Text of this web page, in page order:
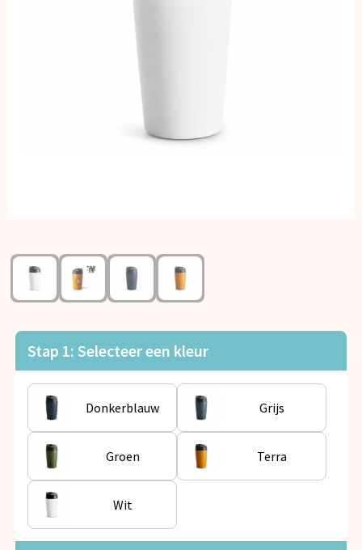
Klokken, horloges en weerstations
Lampen en Gereedschap
Reisbenodigdheden
Schrijfwaren
Sleutelhangers en Lanyards
Snoepgoed
Spellen voor binnen en buiten
Veiligheid, Auto en Fiets
Vrije tijd en Strand
Anti-stress
Stap 1: Selecteer een kleur
Donkerblauw Grijs
Groen Terra
Wit